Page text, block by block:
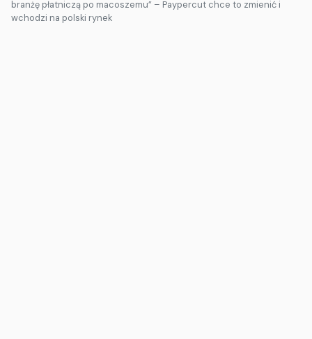
branżę płatniczą po macoszemu” – Paypercut chce to zmienić i
wchodzi na polski rynek